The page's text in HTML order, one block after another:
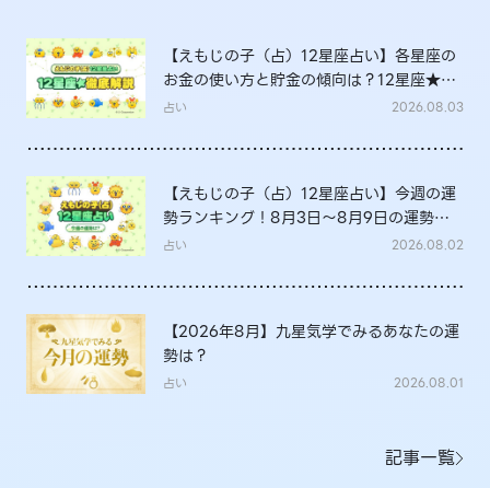
【えもじの子（占）12星座占い】各星座の
お金の使い方と貯金の傾向は？12星座★徹
底解説
占い 2026.08.03
【えもじの子（占）12星座占い】今週の運
勢ランキング！8月3日～8月9日の運勢
は？
占い 2026.08.02
【2026年8月】九星気学でみるあなたの運
勢は？
占い 2026.08.01
記事一覧